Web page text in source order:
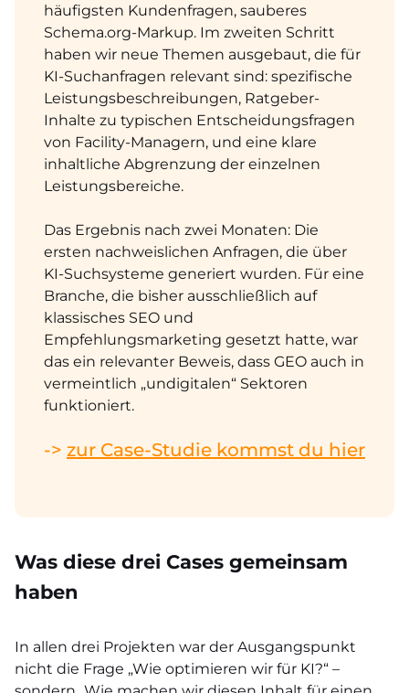
häufigsten Kundenfragen, sauberes
Schema.org-Markup. Im zweiten Schritt
haben wir neue Themen ausgebaut, die für
KI-Suchanfragen relevant sind: spezifische
Leistungsbeschreibungen, Ratgeber-
Inhalte zu typischen Entscheidungsfragen
von Facility-Managern, und eine klare
inhaltliche Abgrenzung der einzelnen
Leistungsbereiche.
Das Ergebnis nach zwei Monaten: Die
ersten nachweislichen Anfragen, die über
KI-Suchsysteme generiert wurden. Für eine
Branche, die bisher ausschließlich auf
klassisches SEO und
Empfehlungsmarketing gesetzt hatte, war
das ein relevanter Beweis, dass GEO auch in
vermeintlich „undigitalen“ Sektoren
funktioniert.
-> zur Case-Studie kommst du hier
Was diese drei Cases gemeinsam
haben
In allen drei Projekten war der Ausgangspunkt
nicht die Frage „Wie optimieren wir für KI?“ –